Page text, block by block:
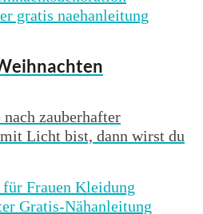
zauberhafter
Licht bist, dann wirst du